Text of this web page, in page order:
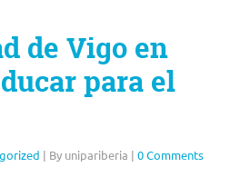
de Vigo en
para el
| By unipariberia | 0 Comments